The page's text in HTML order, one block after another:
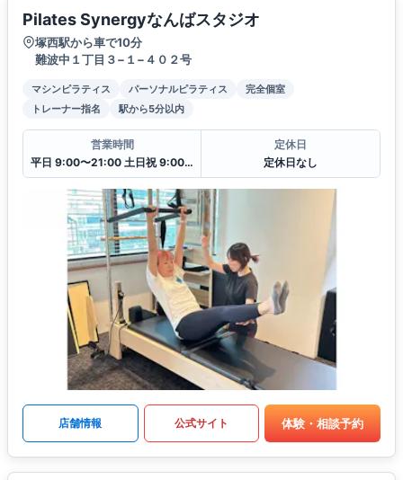
Pilates Synergyなんばスタジオ
塚西駅から車で10分
難波中１丁目３−１−４０２号
マシンピラティス パーソナルピラティス
完全個室
トレーナー指名
駅から5分以内
営業時間
平日 9:00〜21:00 土日祝 9:00〜19:00
定休日
定休日なし
店舗情報 公式サイト 体験・相談予約